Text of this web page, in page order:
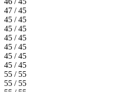
47 / 45
45 / 45
45 / 45
45 / 45
45 / 45
45 / 45
45 / 45
55 / 55
55 / 55